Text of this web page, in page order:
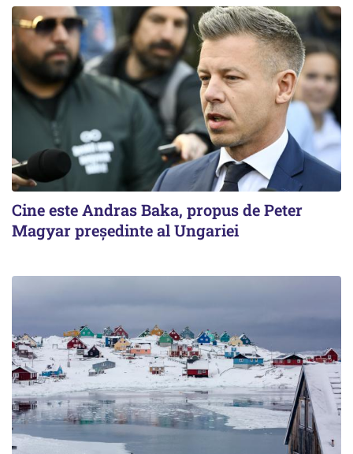
Cine este Andras Baka, propus de Peter
Magyar președinte al Ungariei